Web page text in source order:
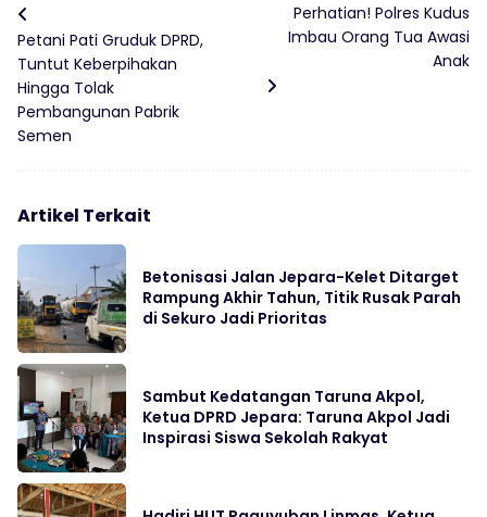
Petani Pati Gruduk DPRD,
Tuntut Keberpihakan
Hingga Tolak
Pembangunan Pabrik
Semen
Perhatian! Polres Kudus
Imbau Orang Tua Awasi
Anak
Artikel Terkait
Betonisasi Jalan Jepara-Kelet Ditarget
Rampung Akhir Tahun, Titik Rusak Parah
di Sekuro Jadi Prioritas
Sambut Kedatangan Taruna Akpol,
Ketua DPRD Jepara: Taruna Akpol Jadi
Inspirasi Siswa Sekolah Rakyat